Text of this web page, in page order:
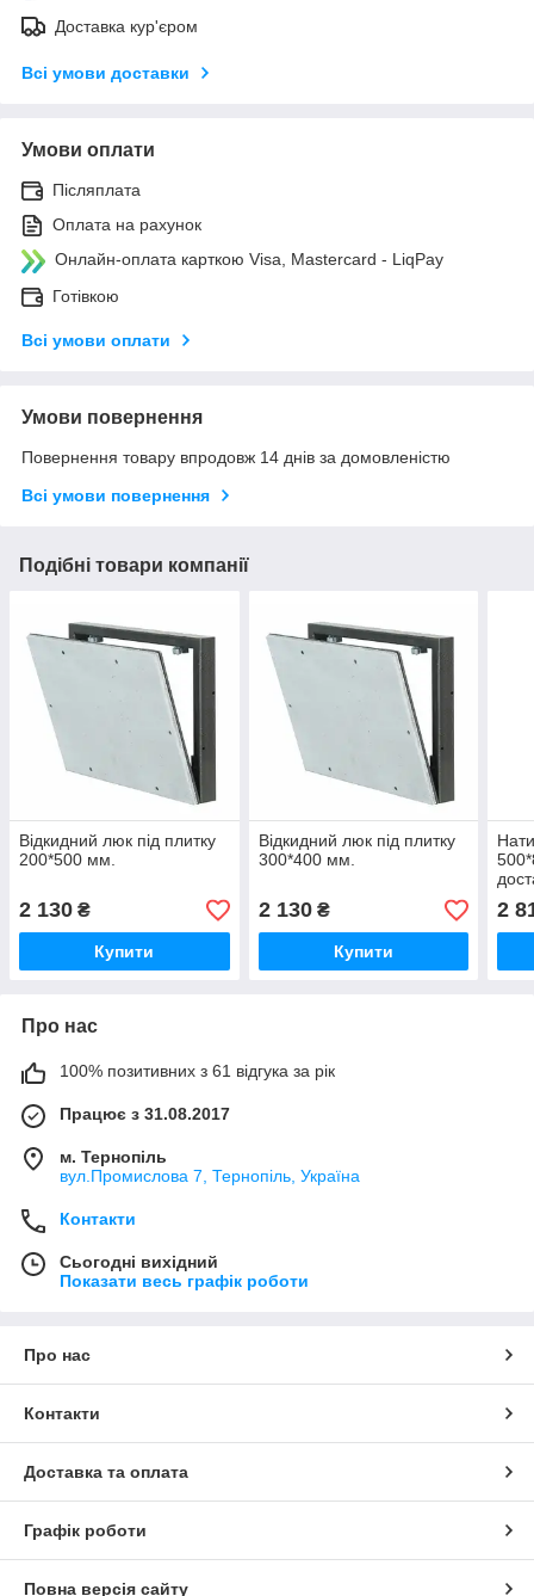
Доставка кур'єром
Всі умови доставки
Умови оплати
Післяплата
Оплата на рахунок
Онлайн-оплата карткою Visa, Mastercard - LiqPay
Готівкою
Всі умови оплати
Умови повернення
Повернення товару впродовж 14 днів за домовленістю
Всі умови повернення
Подібні товари компанії
Відкидний люк під плитку
200*500 мм.
2 130 ₴
Купити
Відкидний люк під плитку
300*400 мм.
2 130₴
Купити
2
Про нас
100% позитивних з 61 відгука за рік
Працює з 31.08.2017
м. Тернопіль
вул.Промислова 7, Тернопіль, Україна
Контакти
Сьогодні вихідний
Показати весь графік роботи
Про нас
Контакти
Доставка та оплата
Графік роботи
Повна версія сайту